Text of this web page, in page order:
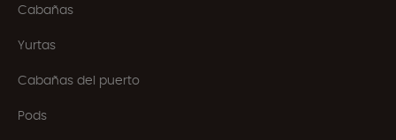
Cabañas
Yurtas
Cabañas del puerto
Pods